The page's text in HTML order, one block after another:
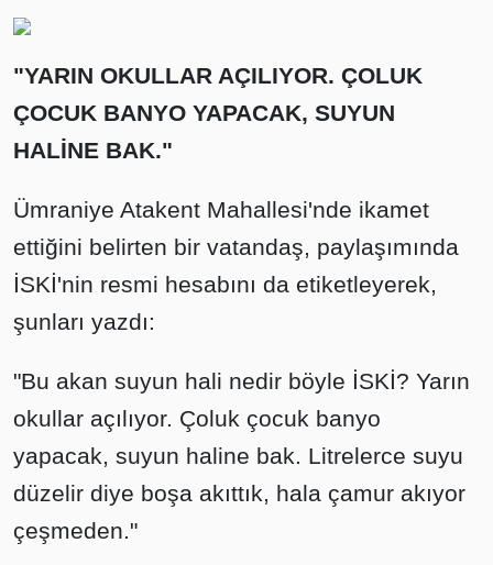
"YARIN OKULLAR AÇILIYOR. ÇOLUK
ÇOCUK BANYO YAPACAK, SUYUN
HALİNE BAK."
Ümraniye Atakent Mahallesi'nde ikamet
ettiğini belirten bir vatandaş, paylaşımında
İSKİ'nin resmi hesabını da etiketleyerek,
şunları yazdı:
"Bu akan suyun hali nedir böyle İSKİ? Yarın
okullar açılıyor. Çoluk çocuk banyo
yapacak, suyun haline bak. Litrelerce suyu
düzelir diye boşa akıttık, hala çamur akıyor
çeşmeden."